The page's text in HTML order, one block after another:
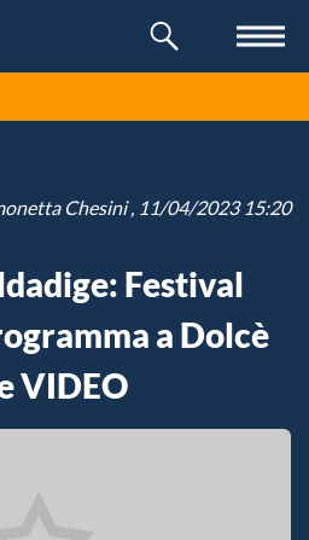
Chesini, 11/04/2023 15:20
Festival
a Dolcè
VIDEO